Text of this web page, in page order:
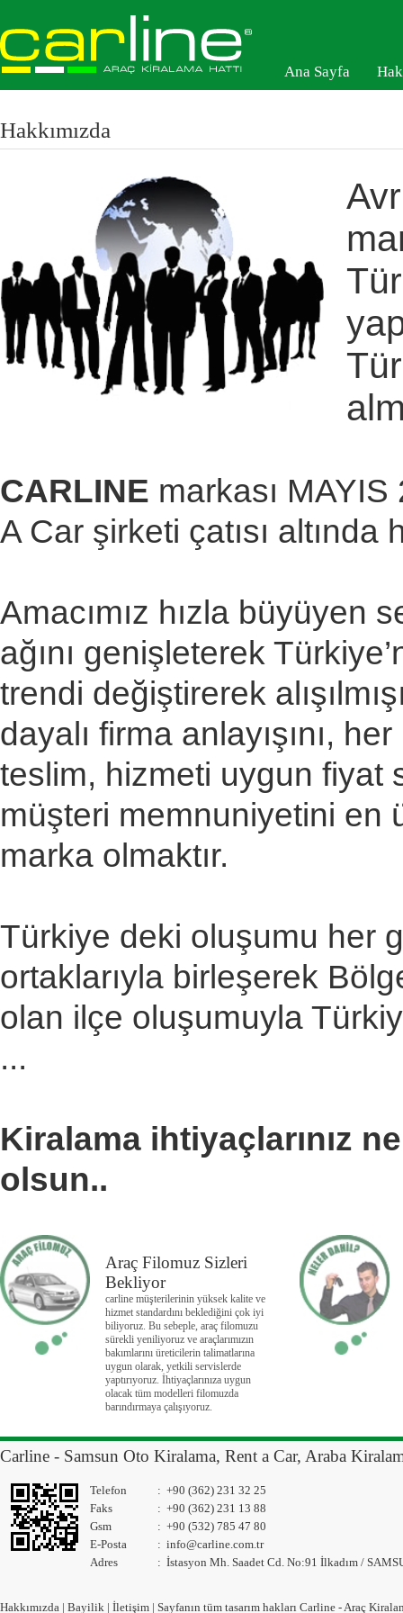
Ana Sayfa
Hakkımızda
CARLINE markası
A Car şirketi çatısı altında
Amacımız hızla büyüyen
ağını genişleterek
trendi değiştirerek
dayalı firma anlayışını,
teslim, hizmeti uygun fiyat
müşteri memnuniyetini en
marka olmaktır.
Türkiye deki oluşumu her
ortaklarıyla birleşerek
olan ilçe oluşumuyla
...
Kiralama ihtiyaçlarınız
olsun..
Araç Filomuz Sizleri
Bekliyor
carline müşterilerinin yüksek kalite ve
hizmet standardını beklediğini çok iyi
biliyoruz. Bu sebeple, araç filomuzu
sürekli yeniliyoruz ve araçlarımızın
bakımlarını üreticilerin talimatlarına
uygun olarak, yetkili servislerde
yaptırıyoruz. İhtiyaçlarınıza uygun
olacak tüm modelleri filomuzda
barındırmaya çalışıyoruz.
Carline - Samsun Oto Kiralama, Rent a Car, Araba
Telefon : +90 (362) 231 32 25
Faks
: +90 (362) 231 13 88
Gsm
: +90 (532) 785 47 80
E-Posta
: info@carline.com.tr
Adres
: İstasyon Mh. Saadet Cd. No:91 İlkadım /
Hakkımızda | Bayilik | İletişim | Sayfanın tüm tasarım hakları Carline - Araç